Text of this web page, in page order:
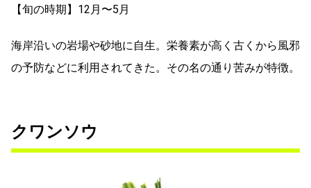
【旬の時期】12月〜5月
海岸沿いの岩場や砂地に自生。栄養素が高く古くから風邪
の予防などに利用されてきた。その名の通り苦みが特徴。
クワンソウ